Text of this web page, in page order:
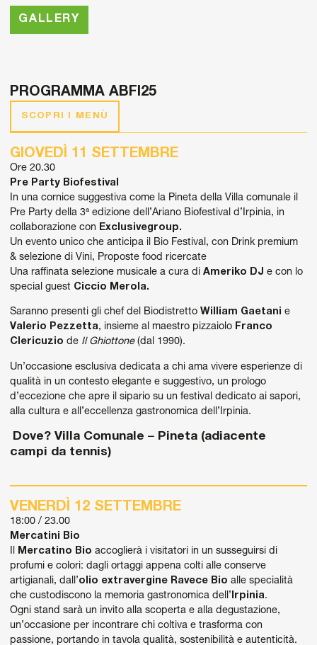
GALLERY
PROGRAMMA ABFI25
SCOPRI I MENÙ
GIOVEDÌ 11 SETTEMBRE
Ore 20.30
Pre Party Biofestival
In una cornice suggestiva come la Pineta della Villa comunale il
Pre Party della 3ª edizione dell’Ariano Biofestival d’Irpinia, in
collaborazione con Exclusivegroup.
Un evento unico che anticipa il Bio Festival, con Drink premium
& selezione di Vini, Proposte food ricercate
Una raffinata selezione musicale a cura di Ameriko DJ e con lo
special guest Ciccio Merola.
Saranno presenti gli chef del Biodistretto William Gaetani e
Valerio Pezzetta, insieme al maestro pizzaiolo Franco
Clericuzio de Il Ghiottone(dal 1990).
Un’occasione esclusiva dedicata a chi ama vivere esperienze di
qualità in un contesto elegante e suggestivo, un prologo
d’eccezione che apre il sipario su un festival dedicato ai sapori,
alla cultura e all’eccellenza gastronomica dell’Irpinia.
Dove? Villa Comunale – Pineta (adiacente
campi da tennis)
VENERDÌ 12 SETTEMBRE
18:00 / 23.00
Mercatini Bio
Il Mercatino Bio accoglierà i visitatori in un susseguirsi di
profumi e colori: dagli ortaggi appena colti alle conserve
artigianali, dall’olio extravergine Ravece Bio alle specialità
che custodiscono la memoria gastronomica dell’Irpinia.
Ogni stand sarà un invito alla scoperta e alla degustazione,
un’occasione per incontrare chi coltiva e trasforma con
passione, portando in tavola qualità, sostenibilità e autenticità.